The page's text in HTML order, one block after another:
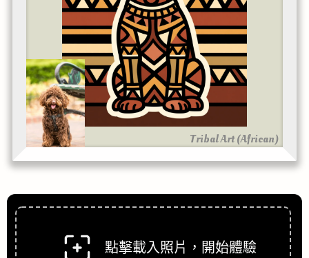
Tribal Art (African)
點擊載入照片，開始體驗